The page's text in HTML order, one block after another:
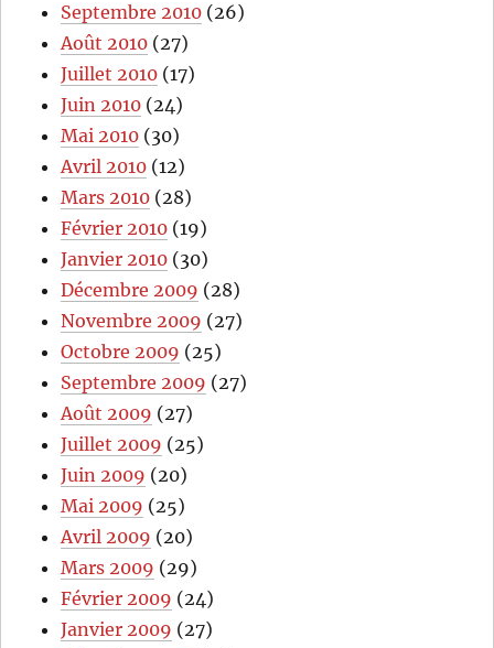
Septembre 2010 (26)
Août 2010 (27)
Juillet 2010 (17)
Juin 2010 (24)
Mai 2010 (30)
Avril 2010 (12)
Mars 2010 (28)
Février 2010 (19)
Janvier 2010 (30)
Décembre 2009 (28)
Novembre 2009 (27)
Octobre 2009 (25)
Septembre 2009 (27)
Août 2009 (27)
Juillet 2009 (25)
Juin 2009 (20)
Mai 2009 (25)
Avril 2009 (20)
Mars 2009 (29)
Février 2009 (24)
Janvier 2009 (27)